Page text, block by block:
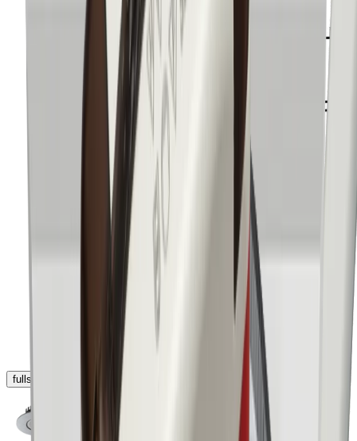
fullscreen chevron_left